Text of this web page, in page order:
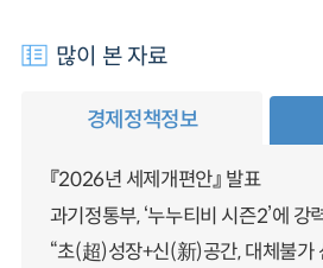
많이 본 자료
경제정책정보
『2026년 세제개편안』 발표
과기정통부, ‘누누티비 시즌2’에 강
“초(超)성장+신(新)공간, 대체불가